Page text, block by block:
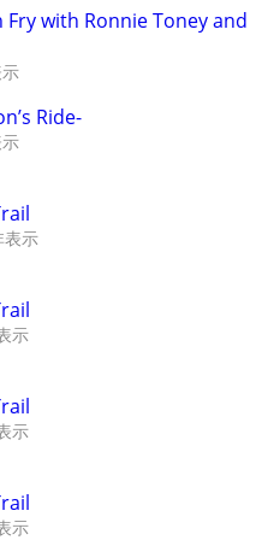
with Ronnie Toney and
Ride-
表示
示
示
示